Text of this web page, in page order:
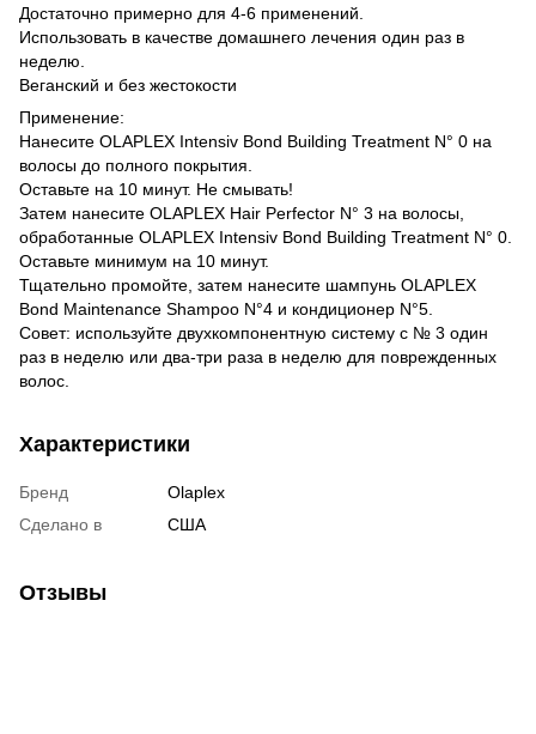
Достаточно примерно для 4-6 применений.
Использовать в качестве домашнего лечения один раз в
неделю.
Веганский и без жестокости
Применение:
Нанесите OLAPLEX Intensiv Bond Building Treatment N° 0 на
волосы до полного покрытия.
Оставьте на 10 минут. Не смывать!
Затем нанесите OLAPLEX Hair Perfector N° 3 на волосы,
обработанные OLAPLEX Intensiv Bond Building Treatment N° 0.
Оставьте минимум на 10 минут.
Тщательно промойте, затем нанесите шампунь OLAPLEX
Bond Maintenance Shampoo N°4 и кондиционер N°5.
Совет: используйте двухкомпонентную систему с № 3 один
раз в неделю или два-три раза в неделю для поврежденных
волос.
Характеристики
Бренд
Olaplex
Сделано в
США
Отзывы